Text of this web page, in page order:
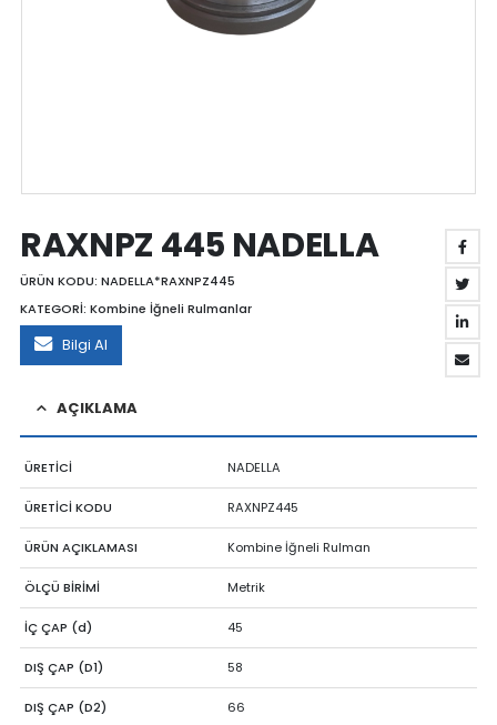
RAXNPZ 445 NADELLA
ÜRÜN KODU: NADELLA*RAXNPZ445
KATEGORİ: Kombine İğneli Rulmanlar
Bilgi Al
AÇIKLAMA
ÜRETİCİ NADELLA
ÜRETİCİ KODU RAXNPZ445
ÜRÜN AÇIKLAMASI Kombine İğneli Rulman
ÖLÇÜ BİRİMİ Metrik
İÇ ÇAP (d) 45
DIŞ ÇAP (D1) 58
DIŞ ÇAP (D2) 66